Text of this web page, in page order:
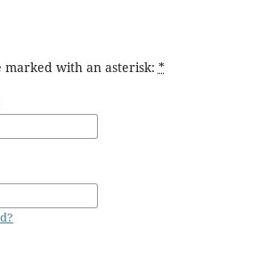
marked with an asterisk: *